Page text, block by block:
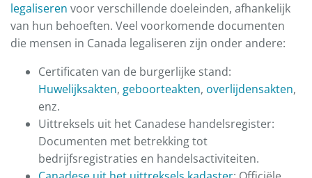
legaliseren voor verschillende doeleinden, afhankelijk
van hun behoeften. Veel voorkomende documenten
die mensen in Canada legaliseren zijn onder andere:
Certificaten van de burgerlijke stand:
Huwelijksakten, geboorteakten, overlijdensakten,
enz.
Uittreksels uit het Canadese handelsregister:
Documenten met betrekking tot
bedrijfsregistraties en handelsactiviteiten.